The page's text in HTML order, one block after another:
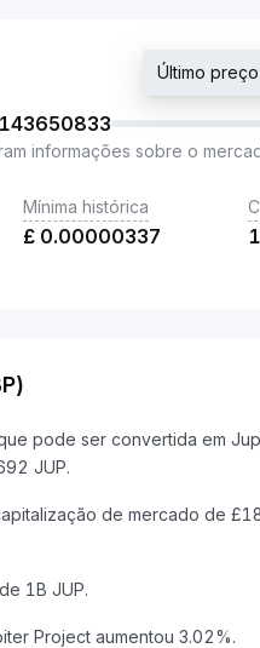
Último
informações sobre o
Mínima histórica
£ 0.00000337
pode ser convertida em
JUP.
de mercado de
1B JUP.
Project aumentou 3.02%.